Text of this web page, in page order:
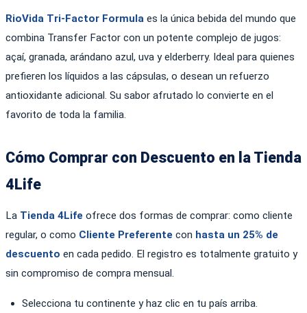
RioVida Tri-Factor Formula es la única bebida del mundo que
combina Transfer Factor con un potente complejo de jugos:
açaí, granada, arándano azul, uva y elderberry. Ideal para quienes
prefieren los líquidos a las cápsulas, o desean un refuerzo
antioxidante adicional. Su sabor afrutado lo convierte en el
favorito de toda la familia.
Cómo Comprar con Descuento en la Tienda
4Life
La Tienda 4Life ofrece dos formas de comprar: como cliente
regular, o como Cliente Preferente con hasta un 25% de
descuento en cada pedido. El registro es totalmente gratuito y
sin compromiso de compra mensual.
Selecciona tu continente y haz clic en tu país arriba.